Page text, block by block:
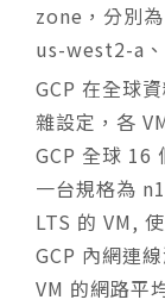
zone，分別為
us-west2-a
GCP 在全球
雜設定，各
GCP 全球 16
一台規格為
LTS 的 VM,
GCP 內網連
VM 的網路